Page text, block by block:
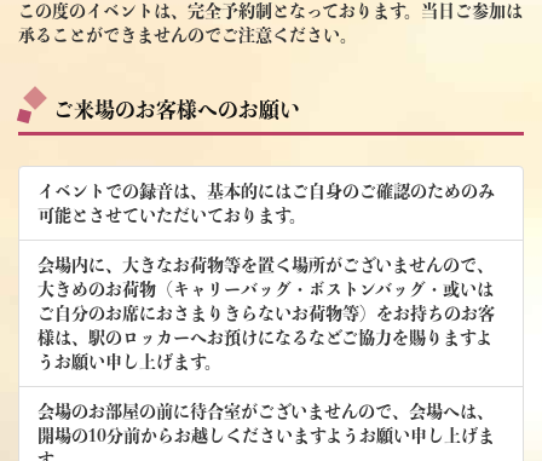
この度のイベントは、完全予約制となっております。当日ご参加は
承ることができませんのでご注意ください。
ご来場のお客様へのお願い
イベントでの録音は、基本的にはご自身のご確認のためのみ
可能とさせていただいております。
会場内に、大きなお荷物等を置く場所がございませんので、
大きめのお荷物（キャリーバッグ・ボストンバッグ・或いは
ご自分のお席におさまりきらないお荷物等）をお持ちのお客
様は、駅のロッカーへお預けになるなどご協力を賜りますよ
うお願い申し上げます。
会場のお部屋の前に待合室がございませんので、会場へは、
開場の10分前からお越しくださいますようお願い申し上げま